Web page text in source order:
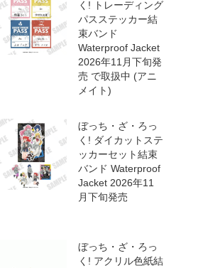
く! トレーディング
パスステッカー結
束バンド
Waterproof Jacket
2026年11月下旬発
売 で取扱中 (アニ
メイト)
ぼっち・ざ・ろっ
く! ダイカットステ
ッカーセット結束
バンド Waterproof
Jacket 2026年11
月下旬発売
ぼっち・ざ・ろっ
く! アクリル色紙結